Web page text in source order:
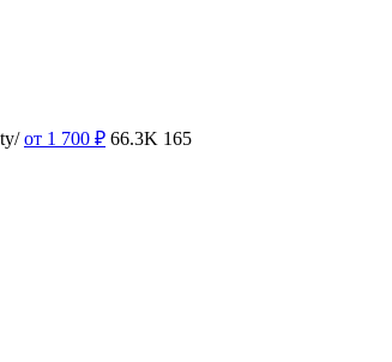
от 1 700 ₽ 66.3K 165